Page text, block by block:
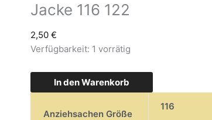
Jacke 116 122
2,50 €
Verfügbarkeit: 1 vorrätig
In den Warenkorb
Anziehsachen Größe
116